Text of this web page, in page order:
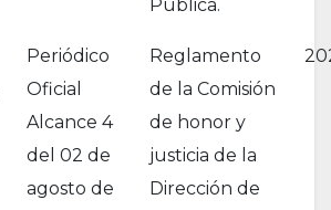
Pública.
Periódico
Oficial
Alcance 4
del 02 de
agosto de
Reglamento
de la Comisión
de honor y
justicia de la
Dirección de